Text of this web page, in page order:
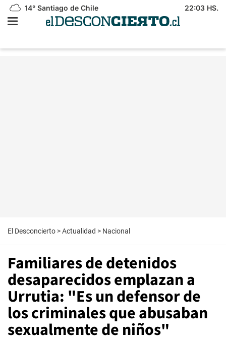
14° Santiago de Chile 22:03 HS.
El Desconcierto >Actualidad > Nacional
Familiares de detenidos
desaparecidos emplazan a
Urrutia: "Es un defensor de
los criminales que abusaban
sexualmente de niños"